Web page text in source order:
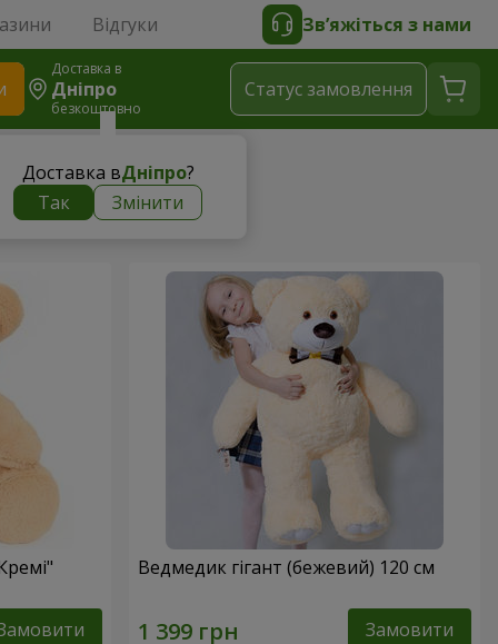
Відгуки Зв’яжіться з нами
Доставка в
Дніпро
безкоштовно
Доставка вДніпро?
Так
Змінити
Статус замовлення
Ведмедик гігант (бежевий) 120 см
Замовити